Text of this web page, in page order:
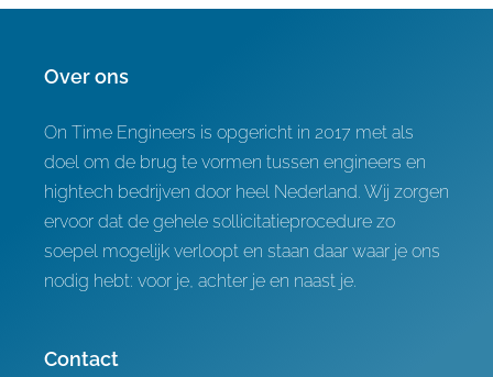
Over ons
On Time Engineers is opgericht in 2017 met als
doel om de brug te vormen tussen engineers en
hightech bedrijven door heel Nederland. Wij zorgen
ervoor dat de gehele sollicitatieprocedure zo
soepel mogelijk verloopt en staan daar waar je ons
nodig hebt: voor je, achter je en naast je.
Contact